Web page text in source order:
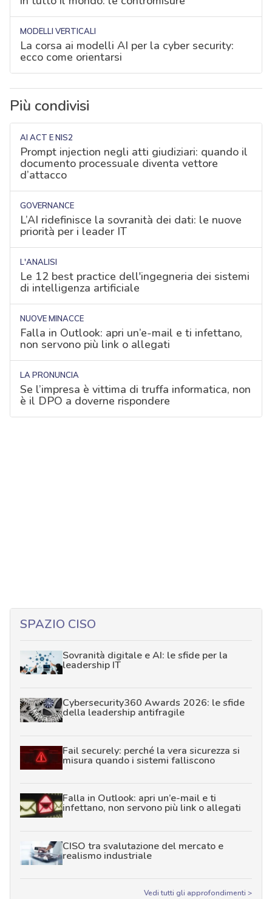
MODELLI VERTICALI
La corsa ai modelli AI per la cyber security:
ecco come orientarsi
Più condivisi
AI ACT E NIS2
Prompt injection negli atti giudiziari: quando il
documento processuale diventa vettore
d’attacco
GOVERNANCE
L’AI ridefinisce la sovranità dei dati: le nuove
priorità per i leader IT
L'ANALISI
Le 12 best practice dell'ingegneria dei sistemi
di intelligenza artificiale
NUOVE MINACCE
Falla in Outlook: apri un’e-mail e ti infettano,
non servono più link o allegati
LA PRONUNCIA
Se l’impresa è vittima di truffa informatica, non
è il DPO a doverne rispondere
SPAZIO CISO
Sovranità digitale e AI: le sfide per la
leadership IT
Cybersecurity360 Awards 2026: le sfide
della leadership antifragile
Fail securely: perché la vera sicurezza si
misura quando i sistemi falliscono
Falla in Outlook: apri un’e-mail e ti
infettano, non servono più link o allegati
CISO tra svalutazione del mercato e
realismo industriale
Vedi tutti gli approfondimenti >